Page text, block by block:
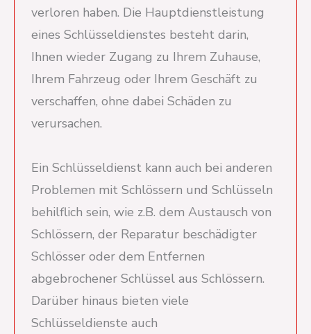
verloren haben. Die Hauptdienstleistung
eines Schlüsseldienstes besteht darin,
Ihnen wieder Zugang zu Ihrem Zuhause,
Ihrem Fahrzeug oder Ihrem Geschäft zu
verschaffen, ohne dabei Schäden zu
verursachen.
Ein Schlüsseldienst kann auch bei anderen
Problemen mit Schlössern und Schlüsseln
behilflich sein, wie z.B. dem Austausch von
Schlössern, der Reparatur beschädigter
Schlösser oder dem Entfernen
abgebrochener Schlüssel aus Schlössern.
Darüber hinaus bieten viele
Schlüsseldienste auch